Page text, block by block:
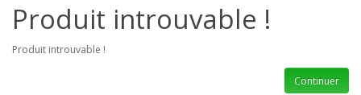
Produit introuvable !
Produit introuvable !
Continuer